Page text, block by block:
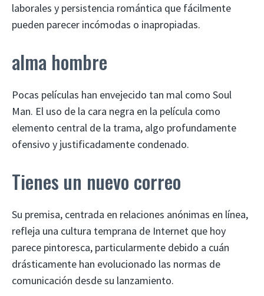
laborales y persistencia romántica que fácilmente
pueden parecer incómodas o inapropiadas.
alma hombre
Pocas películas han envejecido tan mal como Soul
Man. El uso de la cara negra en la película como
elemento central de la trama, algo profundamente
ofensivo y justificadamente condenado.
Tienes un nuevo correo
Su premisa, centrada en relaciones anónimas en línea,
refleja una cultura temprana de Internet que hoy
parece pintoresca, particularmente debido a cuán
drásticamente han evolucionado las normas de
comunicación desde su lanzamiento.